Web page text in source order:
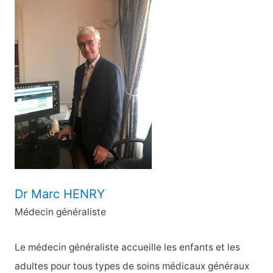
h
r
c
h
e
r
Dr Marc HENRY
Médecin généraliste
Le médecin généraliste accueille les enfants et les
adultes pour tous types de soins médicaux généraux